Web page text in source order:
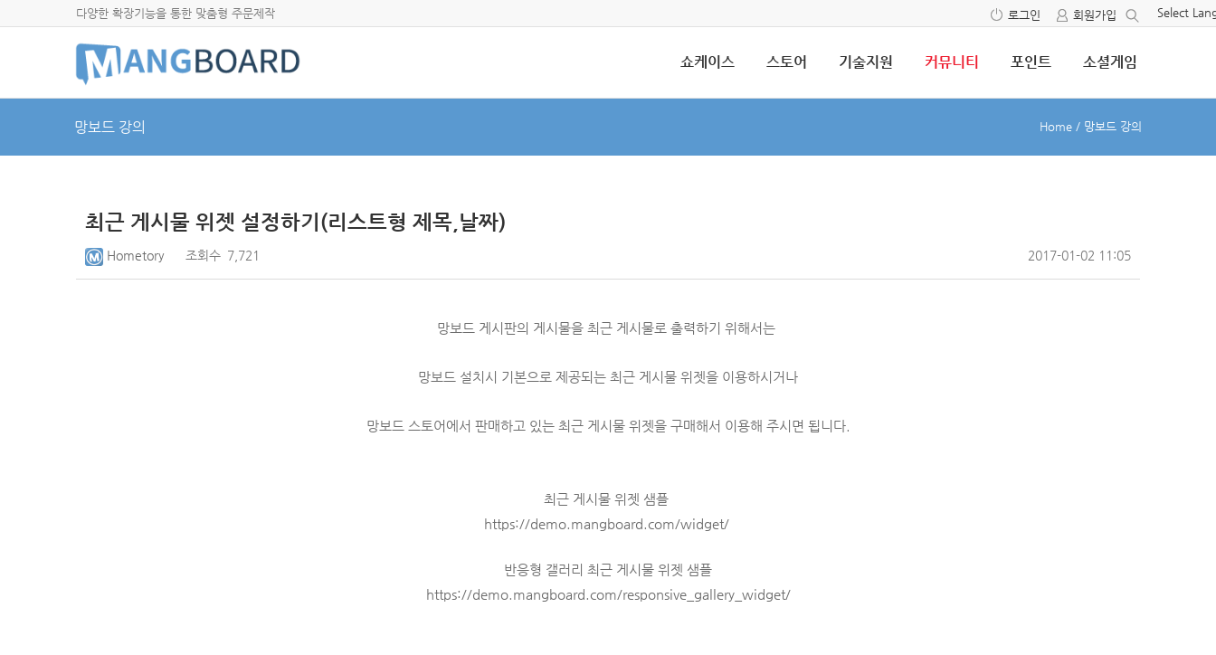
다양한 확장기능을 통한 맞춤형 주문제작 Select
로그인 회원가입
쇼케이스 스토어 기술지원 커뮤니티 포인트 소셜게임
망보드 강의 Home / 망보드 강의
최근 게시물 위젯 설정하기(리스트형 제목,날짜)
Hometory 조회수 7,721 2017-01-02 11:05
망보드 게시판의 게시물을 최근 게시물로 출력하기 위해서는
망보드 설치시 기본으로 제공되는 최근 게시물 위젯을 이용하시거나
망보드 스토어에서 판매하고 있는 최근 게시물 위젯을 구매해서 이용해 주시면 됩니다.
최근 게시물 위젯 샘플
https://demo.mangboard.com/widget/
반응형 갤러리 최근 게시물 위젯 샘플
https://demo.mangboard.com/responsive_gallery_widget/